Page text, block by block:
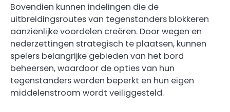
Bovendien kunnen indelingen die de
uitbreidingsroutes van tegenstanders blokkeren
aanzienlijke voordelen creëren. Door wegen en
nederzettingen strategisch te plaatsen, kunnen
spelers belangrijke gebieden van het bord
beheersen, waardoor de opties van hun
tegenstanders worden beperkt en hun eigen
middelenstroom wordt veiliggesteld.